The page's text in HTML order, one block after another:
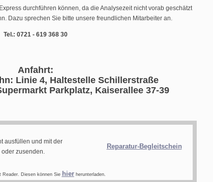
durchführen können, da die Analysezeit nicht vorab geschätzt
Dazu sprechen Sie bitte unsere freundlichen Mitarbeiter an.
Tel.: 0721 - 619 368 30
Anfahrt:
Linie 4, Haltestelle Schillerstraße
Parkplatz, Kaiserallee 37-39
ausfüllen und mit der
zusenden.
Reparatur-Begleitschein
Diesen können Sie hierherunterladen.